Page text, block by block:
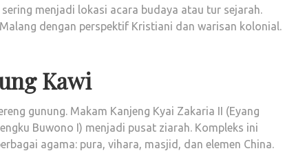
menjadi lokasi acara budaya atau tur sejarah.
dengan perspektif Kristiani dan warisan kolonial.
Kawi
gunung. Makam Kanjeng Kyai Zakaria II (Eyang
Buwono I) menjadi pusat ziarah. Kompleks ini
agama: pura, vihara, masjid, dan elemen China.